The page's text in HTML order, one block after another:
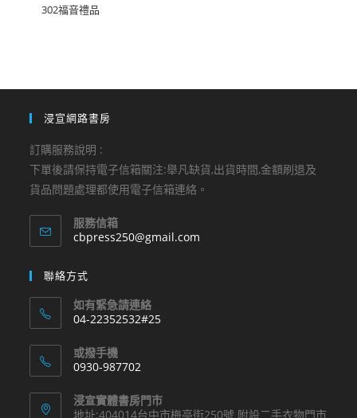
302福音禮品
浸宣網路書房
訂購服務說明 :
下單後請保持電子信箱關注:舉凡缺貨,出貨時間,金額刷退及
貨品問題處理都使用電子信箱連絡。
服務信箱
cbpress250@gmail.com
聯絡方式
如有緊急請連絡
04-22352532#25
in
your
application
或撥手機
0930-987702
in
浸宣實體書房門市
地址:404014台中市梅亭街250號 附設二手衣物門市